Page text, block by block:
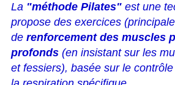
La "méthode Pilates" est une
propose des exercices
de renforcement des muscles
profonds (en insistant sur les
et fessiers), basée sur le